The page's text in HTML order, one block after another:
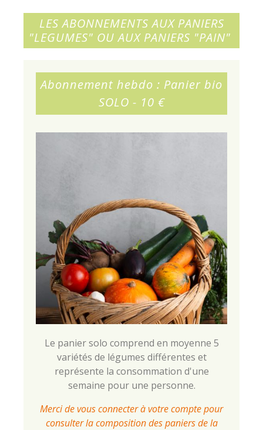
LES ABONNEMENTS AUX PANIERS
"LEGUMES" OU AUX PANIERS "PAIN"
Abonnement hebdo : Panier bio
SOLO - 10 €
Le panier solo comprend en moyenne 5
variétés de légumes différentes et
représente la consommation d'une
semaine pour une personne.
Merci de vous connecter à votre compte pour
consulter la composition des paniers de la